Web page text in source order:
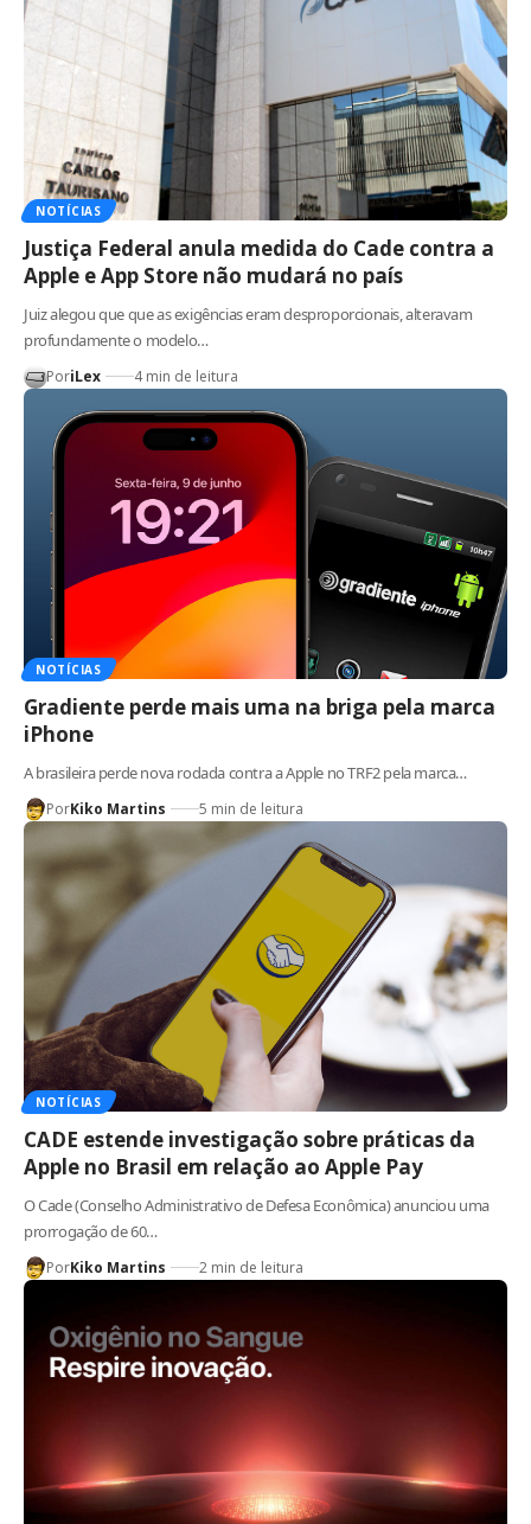
NOTÍCIAS
Justiça Federal anula medida do Cade contra a
Apple e App Store não mudará no país
Juiz alegou que que as exigências eram desproporcionais, alteravam
profundamente o modelo…
PoriLex 4 min de leitura
NOTÍCIAS
Gradiente perde mais uma na briga pela marca
iPhone
A brasileira perde nova rodada contra a Apple no TRF2 pela marca…
PorKiko Martins 5 min de leitura
NOTÍCIAS
CADE estende investigação sobre práticas da
Apple no Brasil em relação ao Apple Pay
O Cade (Conselho Administrativo de Defesa Econômica) anunciou uma
prorrogação de 60…
PorKiko Martins 2 min de leitura